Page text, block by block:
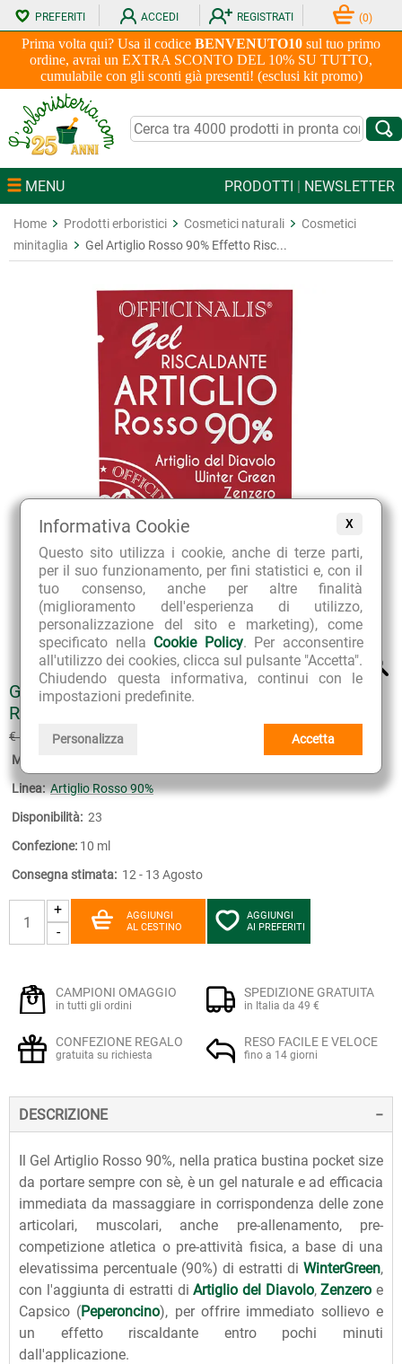
X
Informativa Cookie
Questo sito utilizza i cookie, anche di terze parti,
per il suo funzionamento, per fini statistici e, con il
tuo consenso, anche per altre finalità
(miglioramento dell'esperienza di utilizzo,
personalizzazione del sito e marketing), come
specificato nella Cookie Policy. Per acconsentire
all'utilizzo dei cookies, clicca sul pulsante "Accetta".
Chiudendo questa informativa, continui con le
impostazioni predefinite.
Personalizza Accetta
Prima volta qui? Usa il codice BENVENUTO10 sul tuo primo
ordine, avrai un EXTRA SCONTO DEL 10% SU TUTTO,
cumulabile con gli sconti già presenti! (esclusi kit promo)
PREFERITI ACCEDI REGISTRATI (0)
MENU PRODOTTI | NEWSLETTER
Home Prodotti erboristici Cosmetici naturali
Cosmetici
minitaglia
Gel Artiglio Rosso 90% Effetto Risc...
GEL ARTIGLIO ROSSO 90% EFFETTO
RISCALDANTE BUSTINA POCKET SIZE
€ 1.50 € 1.35(sconto 10%)
Marca:
Linea: Artiglio Rosso 90%
Disponibilità: 23
Confezione: 10 ml
Consegna stimata: 12 - 13 Agosto
+
-
AGGIUNGI
AL CESTINO
AGGIUNGI
AI PREFERITI
CAMPIONI OMAGGIO
in tutti gli ordini
SPEDIZIONE GRATUITA
in Italia da 49 €
CONFEZIONE REGALO
gratuita su richiesta
RESO FACILE E VELOCE
fino a 14 giorni
DESCRIZIONE
Il Gel Artiglio Rosso 90%, nella pratica bustina pocket size
da portare sempre con sè, è un gel naturale e ad efficacia
immediata da massaggiare in corrispondenza delle zone
articolari, muscolari, anche pre-allenamento, pre-
competizione atletica o pre-attività fisica, a base di una
elevatissima percentuale (90%) di estratti di WinterGreen,
con l'aggiunta di estratti diArtiglio del Diavolo,Zenzero e
Capsico (Peperoncino), per offrire immediato sollievo e
un effetto riscaldante entro pochi minuti
dall'applicazione.